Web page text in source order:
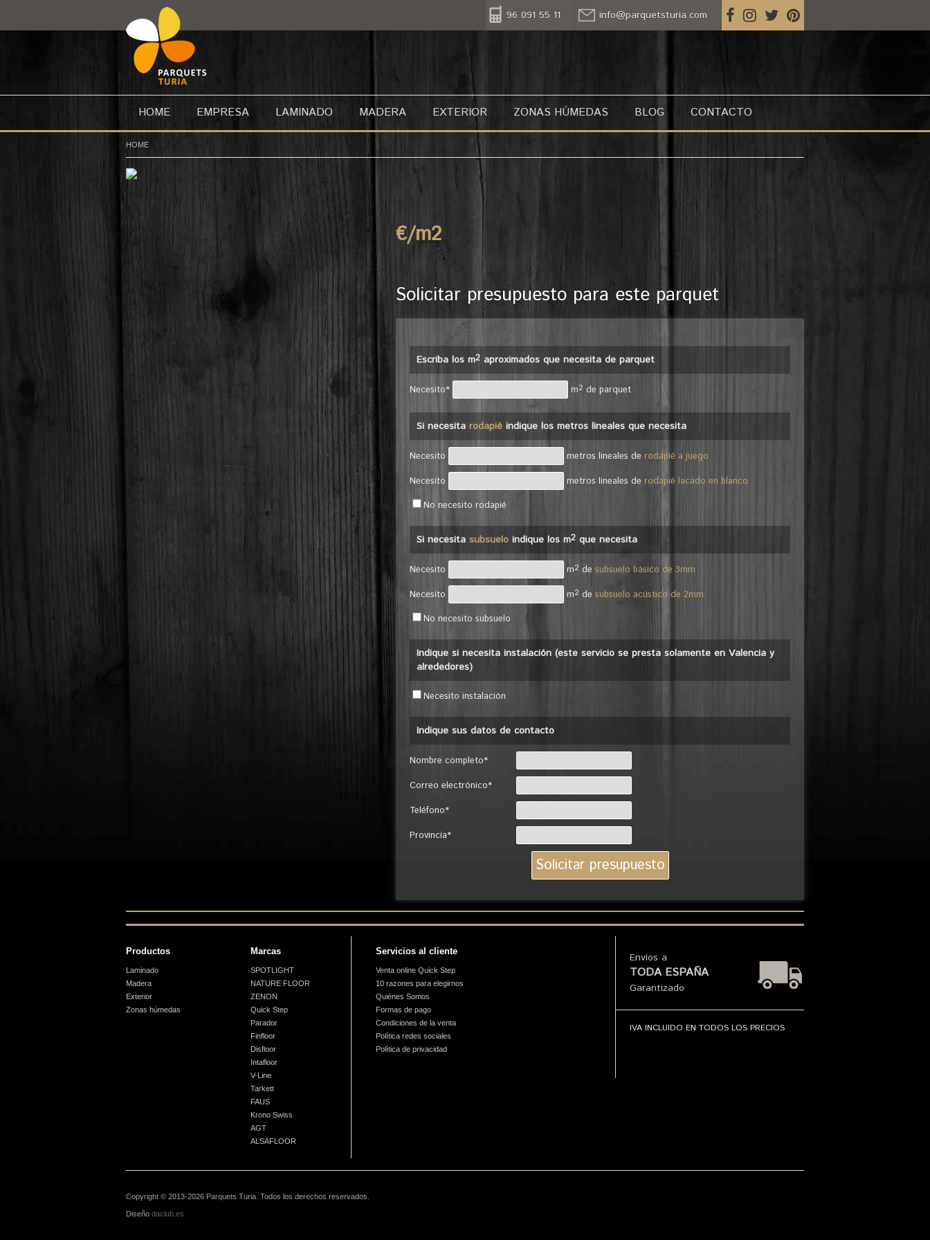
96 091 55 11 info@parquetsturia.com
HOME EMPRESA LAMINADO MADERA EXTERIOR ZONAS HÚMEDAS BLOG CONTACTO
HOME
€/m2
Solicitar presupuesto para este parquet
Escriba los m2 aproximados que necesita de parquet
Necesito* m2 de parquet
Si necesita rodapié indique los metros lineales que necesita
Necesito metros lineales de rodapié a juego
Necesito
metros lineales de rodapié lacado en blanco
No necesito rodapié
Si necesita subsuelo indique los m2 que necesita
Necesito m2 de subsuelo básico de 3mm
Necesito
m2 de subsuelo acústico de 2mm
No necesito subsuelo
Indique si necesita instalación (este servicio se presta solamente en Valencia y
alrededores)
Necesito instalación
Indique sus datos de contacto
Nombre completo*
Correo electrónico*
Teléfono*
Provincia*
Productos
Laminado
Madera
Exterior
Zonas húmedas
Marcas
SPOTLIGHT
NATURE FLOOR
ZENON
Quick Step
Parador
Finfloor
Disfloor
Intafloor
V-Line
Tarkett
FAUS
Krono Swiss
AGT
ALSAFLOOR
Servicios al cliente
Venta online Quick Step
10 razones para elegirnos
Quiénes Somos
Formas de pago
Condiciones de la venta
Política redes sociales
Política de privacidad
Envíos a
TODA ESPAÑA
Garantizado
IVA INCLUIDO EN TODOS LOS PRECIOS
Copyright © 2013-2026 Parquets Turia. Todos los derechos reservados.
Diseño daclub.es